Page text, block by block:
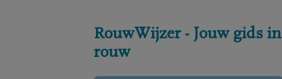
RouwWijzer - Jouw gids in
rouw